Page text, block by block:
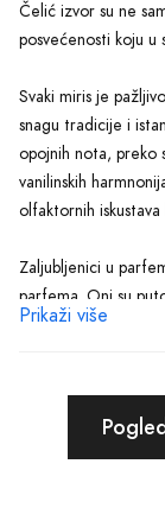
Čelić izvor su ne
posvećenosti koju u
Svaki miris je
snagu tradicije i
opojnih nota, preko
vanilinskih
olfaktornih
Zaljubljenici u
parfema. Oni su
nepregledne
Za one koji teže
ograničene serije
Prikaži više